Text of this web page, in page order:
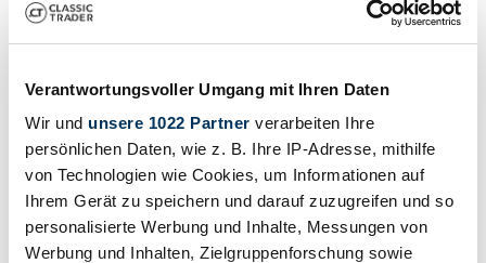
Verantwortungsvoller Umgang mit Ihren Daten
Wir und unsere 1022 Partner verarbeiten Ihre
persönlichen Daten, wie z. B. Ihre IP-Adresse, mithilfe
von Technologien wie Cookies, um Informationen auf
Ihrem Gerät zu speichern und darauf zuzugreifen und so
personalisierte Werbung und Inhalte, Messungen von
Werbung und Inhalten, Zielgruppenforschung sowie
Fabulous unusual sportscar
€ 139.911vor 6 Jahren